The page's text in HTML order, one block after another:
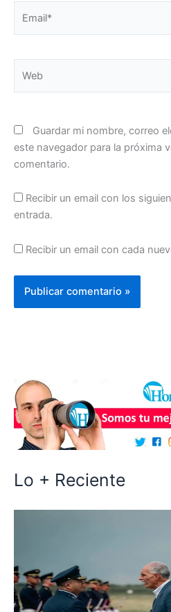
Guardar mi nombre, correo
este navegador para la próxima
comentario.
Recibir un email con los
entrada.
Recibir un email con cada
Lo + Reciente